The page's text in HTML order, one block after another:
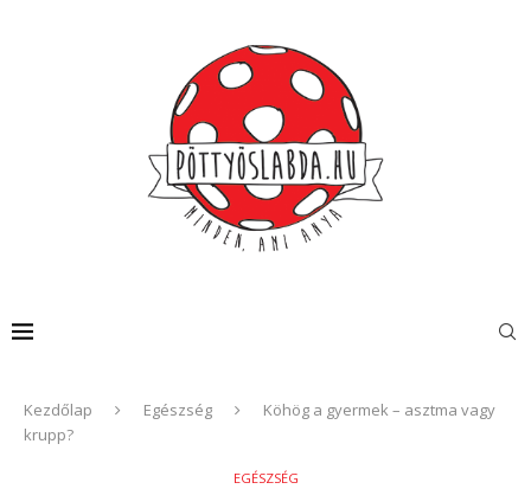
Kezdőlap Egészség
Köhög a gyermek – asztma vagy
krupp?
EGÉSZSÉG